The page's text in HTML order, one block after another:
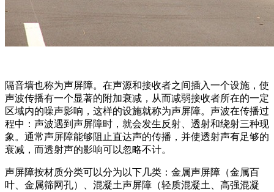
隔音墙也称为声屏障。在声源和接收者之间插入一个设施，使
声波传播有一个显著的附加衰减，从而减弱接收者所在的一定
区域内的噪声影响，这样的设施就称为声屏障。声波在传播过
程中：声波遇到声屏障时，就会发生反射、透射和绕射三种现
象。通常声屏障能够阻止直达声的传播，并使透射声有足够的
衰减，而透射声的影响可以忽略不计。
声屏障按材质分类可以分为以下几类：金属声屏障（金属百
叶、金属筛网孔）、混凝土声屏障（轻质混凝土、高强混凝